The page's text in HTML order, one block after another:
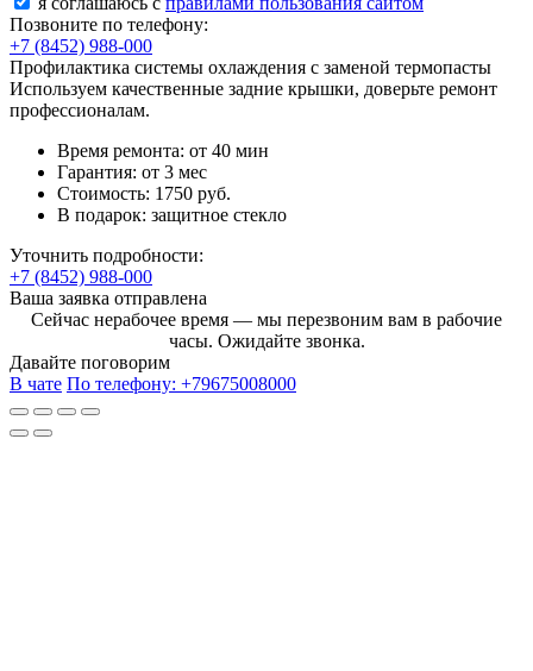
Позвоните по телефону:
+7 (8452) 988-000
Профилактика системы охлаждения с заменой термопасты
Используем качественные задние крышки, доверьте ремонт
профессионалам.
Время ремонта: от 40 мин
Гарантия: от 3 мес
Стоимость: 1750 руб.
В подарок: защитное стекло
Уточнить подробности:
+7 (8452) 988-000
Ваша заявка отправлена
Сейчас нерабочее время — мы перезвоним вам в рабочие
часы. Ожидайте звонка.
Давайте поговорим
В чате По телефону: +79675008000